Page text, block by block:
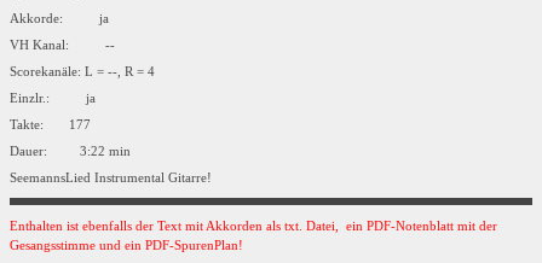
Akkorde: ja
VH Kanal: --
Scorekanäle: L = --, R = 4
Einzlr.: ja
Takte: 177
Dauer: 3:22 min
SeemannsLied Instrumental Gitarre!
Enthalten ist ebenfalls der Text mit Akkorden als txt. Datei, ein PDF-Notenblatt mit der
Gesangsstimme und ein PDF-SpurenPlan!